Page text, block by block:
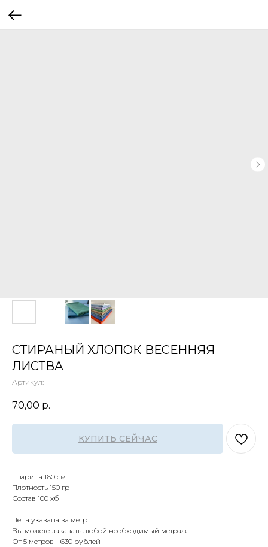
СТИРАНЫЙ ХЛОПОК ВЕСЕННЯЯ
ЛИСТВА
Артикул:
70,00 р.
КУПИТЬ СЕЙЧАС
Ширина 160 см
Плотность 150 гр
Состав 100 хб
Цена указана за метр.
Вы можете заказать любой необходимый метраж.
От 5 метров - 630 рублей